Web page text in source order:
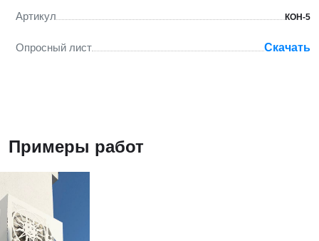
Артикул КОН-5
Опросный лист Скачать
Примеры работ